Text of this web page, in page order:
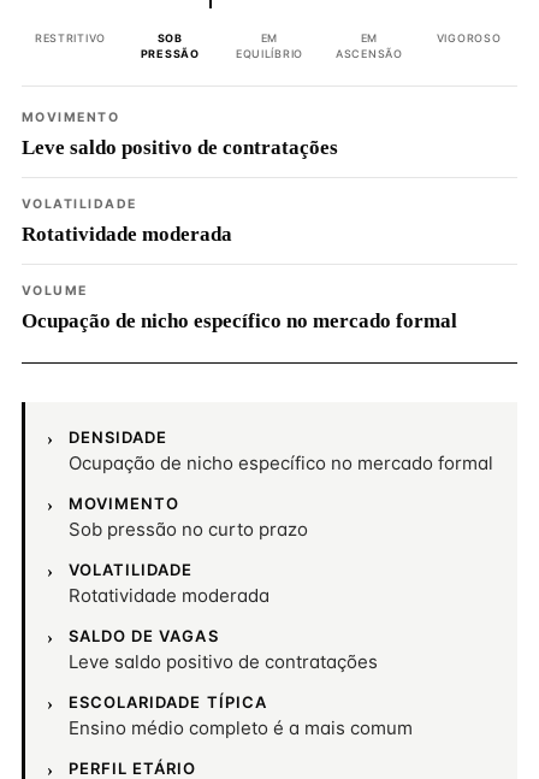
RESTRITIVO
SOB
PRESSÃO
EM
EQUILÍBRIO
EM
ASCENSÃO
VIGOROSO
MOVIMENTO
Leve saldo positivo de contratações
VOLATILIDADE
Rotatividade moderada
VOLUME
Ocupação de nicho específico no mercado formal
DENSIDADE
Ocupação de nicho específico no mercado formal
MOVIMENTO
Sob pressão no curto prazo
VOLATILIDADE
Rotatividade moderada
SALDO DE VAGAS
Leve saldo positivo de contratações
ESCOLARIDADE TÍPICA
Ensino médio completo é a mais comum
PERFIL ETÁRIO